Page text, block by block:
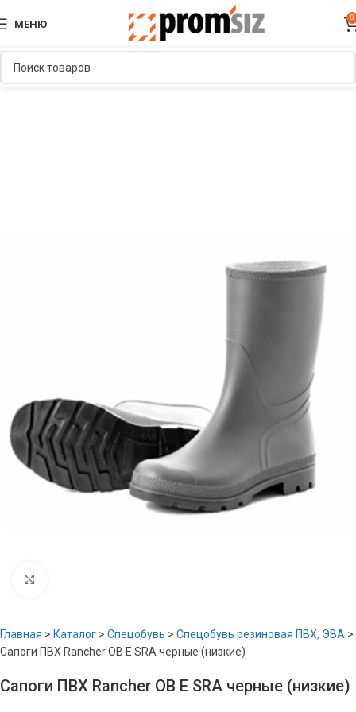
МЕНЮ
0
Главная > Каталог > Спецобувь > Спецобувь резиновая ПВХ, ЭВА >
Сапоги ПВХ Rancher OB E SRA черные (низкие)
Сапоги ПВХ Rancher OB E SRA черные (низкие)